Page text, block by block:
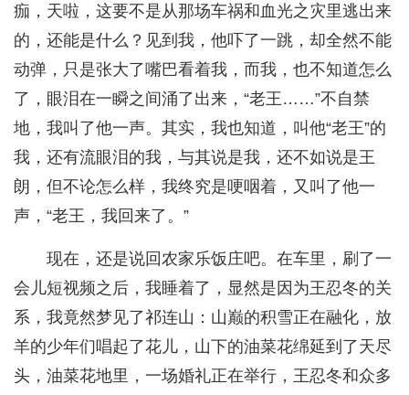
痂，天啦，这要不是从那场车祸和血光之灾里逃出来
的，还能是什么？见到我，他吓了一跳，却全然不能
动弹，只是张大了嘴巴看着我，而我，也不知道怎么
了，眼泪在一瞬之间涌了出来，“老王……”不自禁
地，我叫了他一声。其实，我也知道，叫他“老王”的
我，还有流眼泪的我，与其说是我，还不如说是王
朗，但不论怎么样，我终究是哽咽着，又叫了他一
声，“老王，我回来了。”
现在，还是说回农家乐饭庄吧。在车里，刷了一
会儿短视频之后，我睡着了，显然是因为王忍冬的关
系，我竟然梦见了祁连山：山巅的积雪正在融化，放
羊的少年们唱起了花儿，山下的油菜花绵延到了天尽
头，油菜花地里，一场婚礼正在举行，王忍冬和众多